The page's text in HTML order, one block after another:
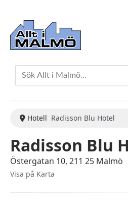
Hotell Radisson Blu Hotel
Radisson Blu
Östergatan 10, 211 25 Malmö
Visa på Karta